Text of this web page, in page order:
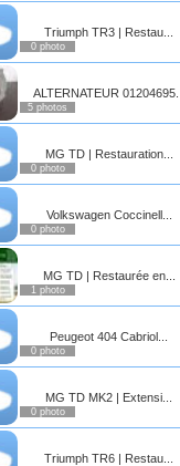
Triumph TR3 | Restau...
0 photo
ALTERNATEUR
5 photos
MG TD | Restauration...
0 photo
Volkswagen Coccinell...
0 photo
MG TD | Restaurée en...
1 photo
Peugeot 404 Cabriol...
0 photo
MG TD MK2 | Extensi...
0 photo
Triumph TR6 | Restau...